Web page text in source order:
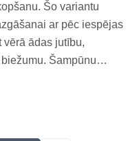
Šo variantu
ar pēc iespējas
vērā ādas jutību,
Šampūnu
līdzekļa paliekas.